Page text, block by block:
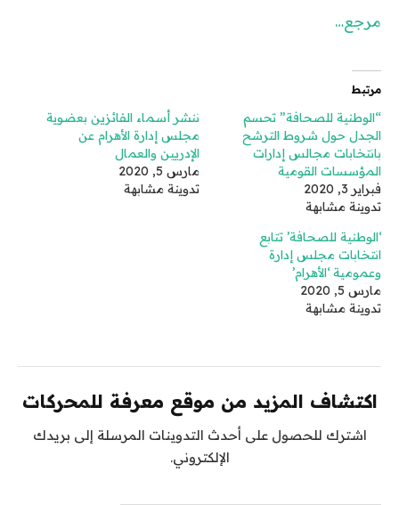
مرجع…
مرتبط
“الوطنية للصحافة” تحسم
الجدل حول شروط الترشح
بانتخابات مجالس إدارات
المؤسسات القومية
فبراير 3, 2020
تدوينة مشابهة
ننشر أسماء الفائزين بعضوية
مجلس إدارة الأهرام عن
الإدريين والعمال
مارس 5, 2020
تدوينة مشابهة
‘الوطنية للصحافة’ تتابع
انتخابات مجلس إدارة
وعمومية ‘الأهرام’
مارس 5, 2020
تدوينة مشابهة
اكتشاف المزيد من موقع معرفة للمحركات
اشترك للحصول على أحدث التدوينات المرسلة إلى بريدك
الإلكتروني.